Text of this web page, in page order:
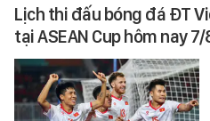
Lịch thi đấu bóng đá ĐT
tại ASEAN Cup hôm nay 7/